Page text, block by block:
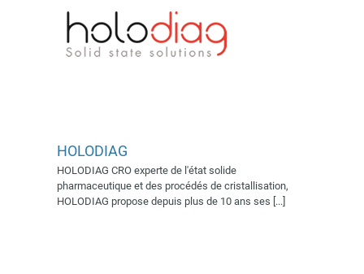
HOLODIAG
HOLODIAG CRO experte de l'état solide
pharmaceutique et des procédés de cristallisation,
HOLODIAG propose depuis plus de 10 ans ses [...]
IDD XPERT
Village AFSSI 2019